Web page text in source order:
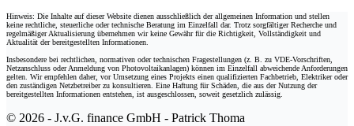
Hinweis: Die Inhalte auf dieser Website dienen ausschließlich der allgemeinen Information und stellen
keine rechtliche, steuerliche oder technische Beratung im Einzelfall dar. Trotz sorgfältiger Recherche und
regelmäßiger Aktualisierung übernehmen wir keine Gewähr für die Richtigkeit, Vollständigkeit und
Aktualität der bereitgestellten Informationen.
Insbesondere bei rechtlichen, normativen oder technischen Fragestellungen (z. B. zu VDE-Vorschriften,
Netzanschluss oder Anmeldung von Photovoltaikanlagen) können im Einzelfall abweichende Anforderungen
gelten. Wir empfehlen daher, vor Umsetzung eines Projekts einen qualifizierten Fachbetrieb, Elektriker oder
den zuständigen Netzbetreiber zu konsultieren. Eine Haftung für Schäden, die aus der Nutzung der
bereitgestellten Informationen entstehen, ist ausgeschlossen, soweit gesetzlich zulässig.
© 2026 - J.v.G. finance GmbH - Patrick Thoma